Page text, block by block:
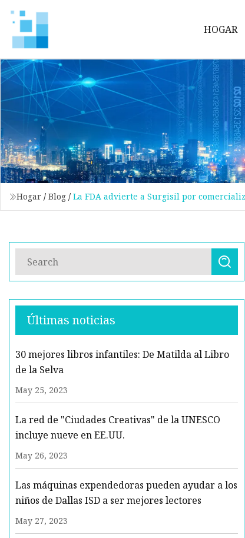
HOGAR
Hogar / Blog / La FDA advierte a Surgisil por
Últimas noticias
30 mejores libros infantiles: De Matilda al Libro
de la Selva
May 25, 2023
La red de "Ciudades Creativas" de la UNESCO
incluye nueve en EE.UU.
May 26, 2023
Las máquinas expendedoras pueden ayudar a los
niños de Dallas ISD a ser mejores lectores
May 27, 2023